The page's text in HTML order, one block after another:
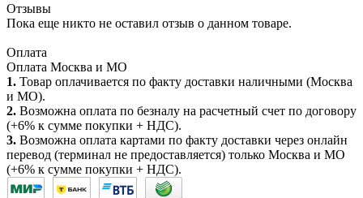
Отзывы
Пока еще никто не оставил отзыв о данном товаре.
Оплата
Оплата Москва и МО
1. Товар оплачивается по факту доставки наличными (Москва
и МО).
2. Возможна оплата по безналу на расчетный счет по договору
(+6% к сумме покупки + НДС).
3. Возможна оплата картами по факту доставки через онлайн
перевод (терминал не предоставляется) только Москва и МО
(+6% к сумме покупки + НДС).